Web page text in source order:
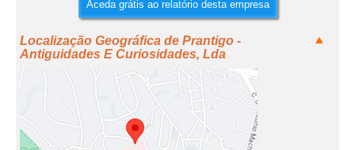
Aceda grátis ao relatório desta empresa
Localização Geográfica de Prantigo -
Antiguidades E Curiosidades, Lda